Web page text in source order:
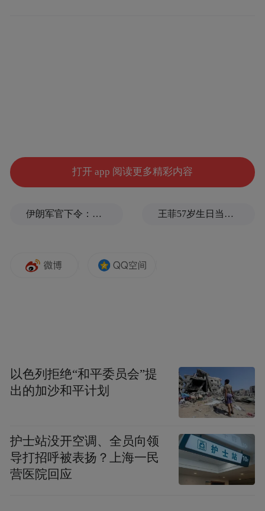
青岛市妇女儿童医院官微在12月23日推送的
多日发热门诊和急诊日接诊量持续在3000人
打开 app 阅读更多精彩内容
伊朗军官下令：如果美军踏上我国领土，就砍掉他们脚！ 王菲57岁生日当天，谢霆锋隔空说3次生日快乐
以色列拒绝“和平委员会”提
出的加沙和平计划
护士站没开空调、全员向领
导打招呼被表扬？上海一民
营医院回应